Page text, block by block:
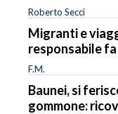
Roberto Secci
Migranti e
responsabile
F.M.
Baunei, si
gommone: